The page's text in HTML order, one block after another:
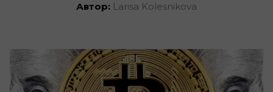
Автор: Larisa Kolesnikova